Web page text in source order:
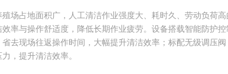
场占地面积广，人工清洁作业强度大、耗时久、劳动负荷
率与操作舒适度，降低长期作业疲劳。设备搭载智能防护
去现场往返操作时间，大幅提升清洁效率；标配无级调压
，提升清洁效率。